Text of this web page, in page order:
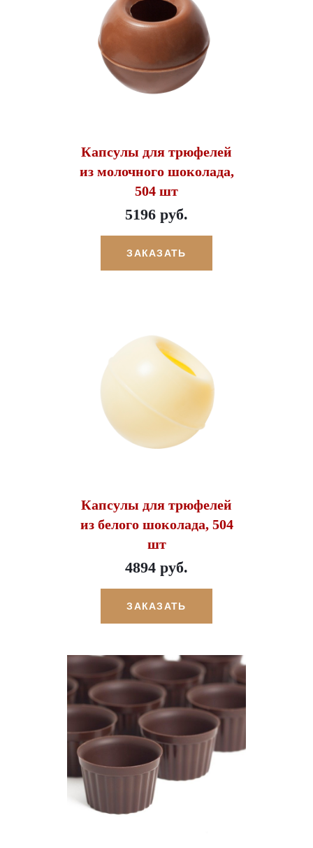
Капсулы для трюфелей
из молочного шоколада,
504 шт
5196 руб.
ЗАКАЗАТЬ
Капсулы для трюфелей
из белого шоколада, 504
шт
4894 руб.
ЗАКАЗАТЬ